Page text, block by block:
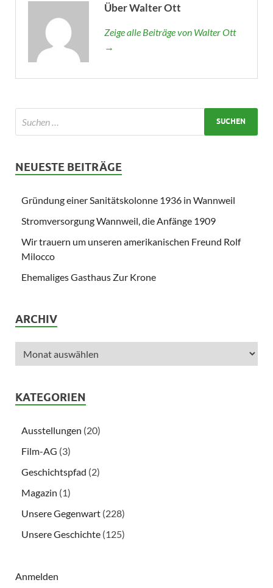
Über Walter Ott
Zeige alle Beiträge von Walter Ott
→
NEUESTE BEITRÄGE
Gründung einer Sanitätskolonne 1936 in Wannweil
Stromversorgung Wannweil, die Anfänge 1909
Wir trauern um unseren amerikanischen Freund Rolf
Milocco
Ehemaliges Gasthaus Zur Krone
ARCHIV
KATEGORIEN
Ausstellungen (20)
Film-AG (3)
Geschichtspfad (2)
Magazin (1)
Unsere Gegenwart (228)
Unsere Geschichte (125)
Anmelden